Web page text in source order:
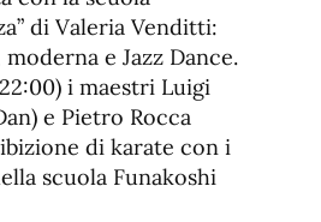
di Valeria Venditti:
e Jazz Dance.
i maestri Luigi
e Pietro Rocca
di karate con i
scuola Funakoshi